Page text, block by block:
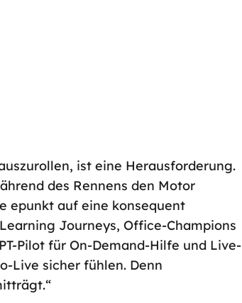
ist eine Herausforderung.
des Rennens den Motor
epunkt auf eine konsequent
Journeys, Office-Champions
Pilot für On-Demand-Hilfe und Live-
Live sicher fühlen. Denn